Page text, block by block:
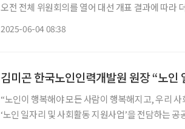
오전 전체 위원회의를 열어 대선 개표 결과에 따라
2025-06-04 08:38
“노인이 행복해야 모든 사람이 행복해지고, 우리
‘노인 일자리 및 사회활동 지원사업’을 전담하는